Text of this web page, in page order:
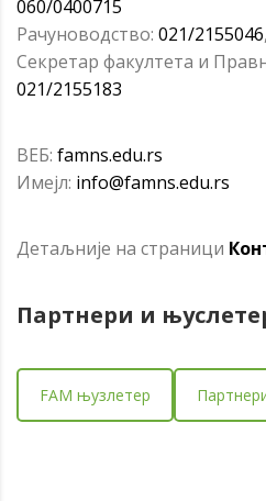
060/0400715
Рачуноводство: 021/2155046,
Секретар факултета и
021/2155183
ВЕБ: famns.edu.rs
Имејл: info@famns.edu.rs
Детаљније на страници
Партнери и
FAM њузлетер